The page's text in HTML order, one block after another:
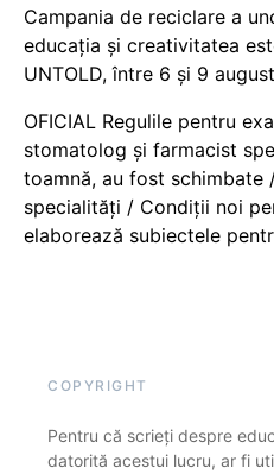
Campania de reciclare a
educația și creativitatea
UNTOLD, între 6 și 9 august
OFICIAL Regulile pentru
stomatolog și farmacist
toamnă, au fost schimbate
specialități / Condiții noi
elaborează subiectele
COPYRIGHT
Pentru că scrieți despre
datorită acestui lucru, ar fi